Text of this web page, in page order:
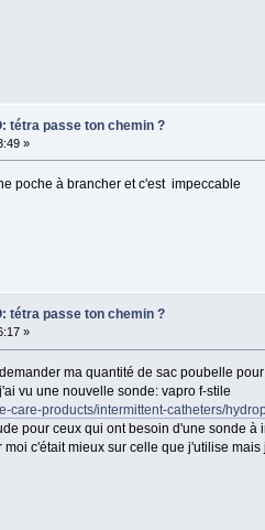
tétra passe ton chemin ?
»
poche à brancher et c'est impeccable
tétra passe ton chemin ?
»
ma quantité de sac poubelle
vu une nouvelle sonde: vapro f-stile
care-products/intermittent-catheters/
pour ceux qui ont besoin d'une sonde à
c'était mieux sur celle que j'utilise